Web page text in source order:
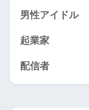
男性アイドル
起業家
配信者